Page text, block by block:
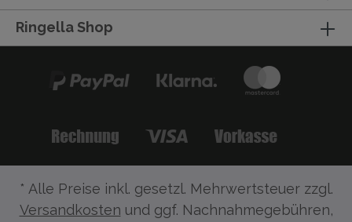
Ringella Shop
* Alle Preise inkl. gesetzl. Mehrwertsteuer zzgl.
Versandkosten und ggf. Nachnahmegebühren,